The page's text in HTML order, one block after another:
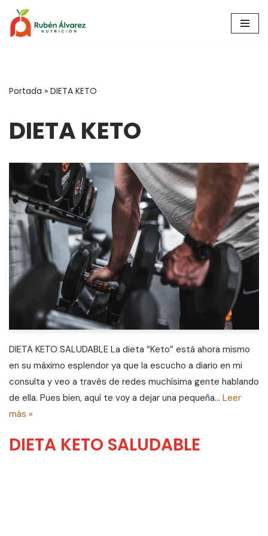
Saltar
Portada » DIETA KETO
DIETA KETO
DIETA KETO SALUDABLE La dieta “Keto” está ahora mismo
en su máximo esplendor ya que la escucho a diario en mi
consulta y veo a través de redes muchísima gente hablando
de ella. Pues bien, aquí te voy a dejar una pequeña… Leer
más »
DIETA KETO SALUDABLE